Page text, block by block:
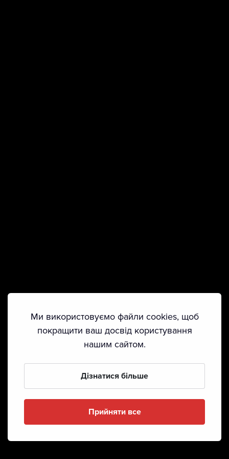
Ми використовуємо файли cookies, щоб
покращити ваш досвід користування
нашим сайтом.
Дізнатися більше
Прийняти все